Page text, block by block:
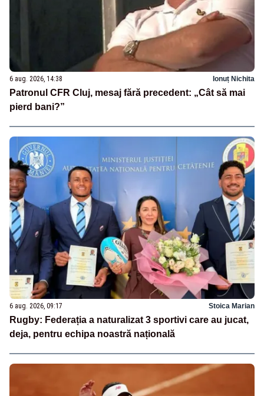
6 aug. 2026, 14:38 Ionuț Nichita
Patronul CFR Cluj, mesaj fără precedent: „Cât să mai
pierd bani?”
6 aug. 2026, 09:17 Stoica Marian
Rugby: Federația a naturalizat 3 sportivi care au jucat,
deja, pentru echipa noastră națională